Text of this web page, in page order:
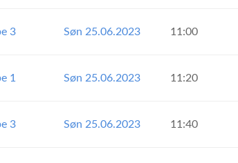
3 Søn 25.06.2023 11:00
1 Søn 25.06.2023 11:20
3 Søn 25.06.2023 11:40